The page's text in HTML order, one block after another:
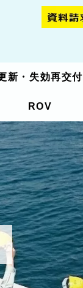
新・失効再交付
ROV
新・失効再交付
ROV